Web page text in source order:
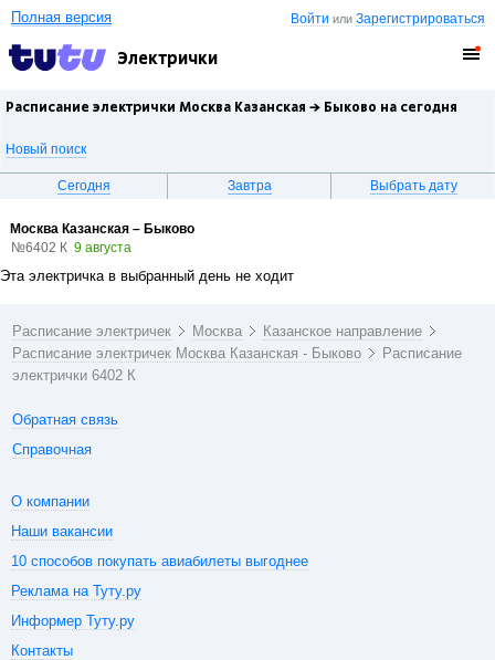
Войти илиЗарегистрироваться
Полная версия
Электрички
Расписание электрички Москва Казанская → Быково на сегодня
Новый поиск
Сегодня Завтра Выбрать дату
Москва Казанская – Быково
№6402 К 9 августа
Эта электричка в выбранный день не ходит
Расписание электричек Москва
Казанское направление
Расписание электричек Москва Казанская - Быково
Расписание
электрички 6402 К
Обратная связь
Справочная
О компании
Наши вакансии
10 способов покупать авиабилеты выгоднее
Реклама на Туту.ру
Информер Туту.ру
Контакты